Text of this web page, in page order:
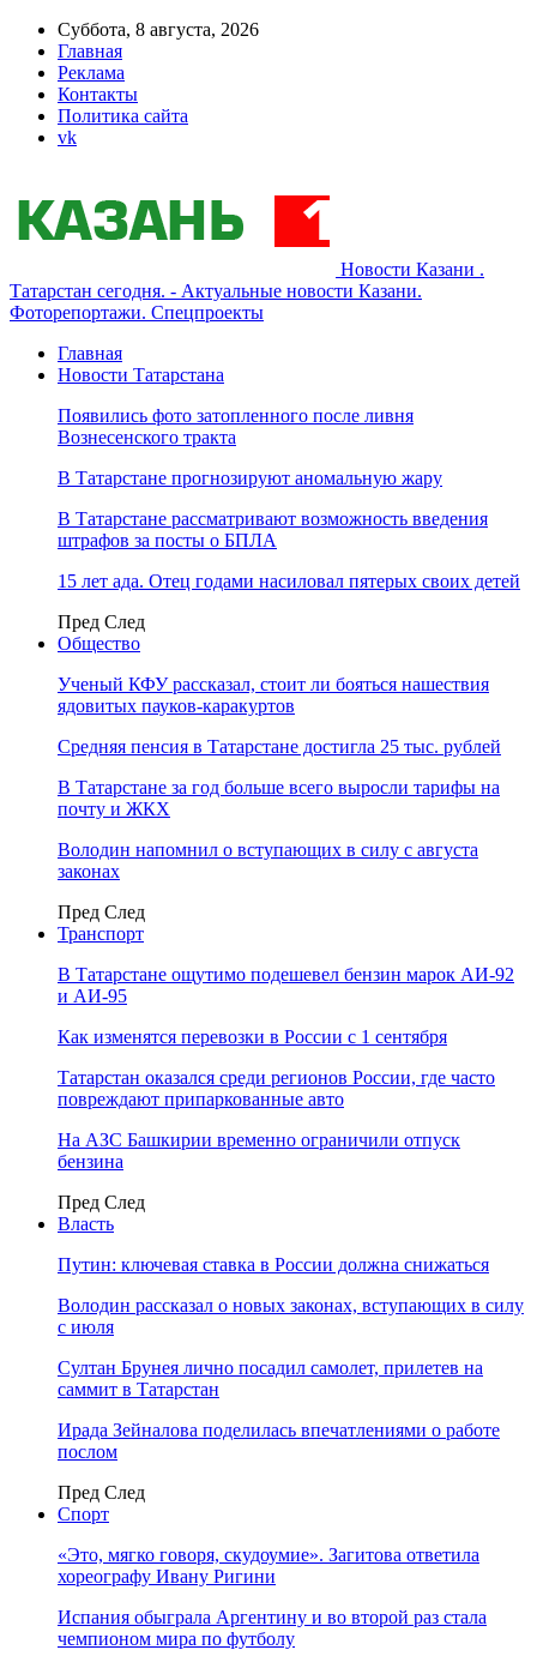
Суббота, 8 августа, 2026
Главная
Реклама
Контакты
Политика сайта
vk
Новости Казани .
Татарстан сегодня. - Актуальные новости Казани.
Фоторепортажи. Спецпроекты
Главная
Новости Татарстана
Появились фото затопленного после ливня
Вознесенского тракта
В Татарстане прогнозируют аномальную жару
В Татарстане рассматривают возможность введения
штрафов за посты о БПЛА
15 лет ада. Отец годами насиловал пятерых своих детей
Пред След
Общество
Ученый КФУ рассказал, стоит ли бояться нашествия
ядовитых пауков-каракуртов
Средняя пенсия в Татарстане достигла 25 тыс. рублей
В Татарстане за год больше всего выросли тарифы на
почту и ЖКХ
Володин напомнил о вступающих в силу с августа
законах
Пред След
Транспорт
В Татарстане ощутимо подешевел бензин марок АИ-92
и АИ-95
Как изменятся перевозки в России с 1 сентября
Татарстан оказался среди регионов России, где часто
повреждают припаркованные авто
На АЗС Башкирии временно ограничили отпуск
бензина
Пред След
Власть
Путин: ключевая ставка в России должна снижаться
Володин рассказал о новых законах, вступающих в силу
с июля
Султан Брунея лично посадил самолет, прилетев на
саммит в Татарстан
Ирада Зейналова поделилась впечатлениями о работе
послом
Пред След
Спорт
«Это, мягко говоря, скудоумие». Загитова ответила
хореографу Ивану Ригини
Испания обыграла Аргентину и во второй раз стала
чемпионом мира по футболу